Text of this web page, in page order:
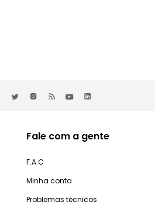
Fale com a gente
F.A.C
Minha conta
Problemas técnicos